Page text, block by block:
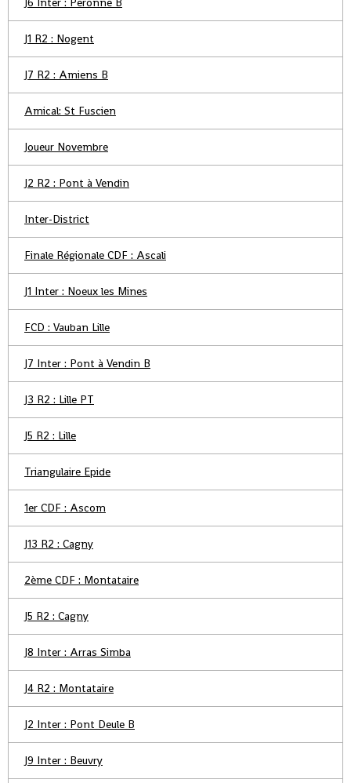
J1 R2 : Nogent
J7 R2 : Amiens B
Amical: St Fuscien
Joueur Novembre
J2 R2 : Pont à Vendin
Inter-District
Finale Régionale CDF : Ascali
J1 Inter : Noeux les Mines
FCD : Vauban Lille
J7 Inter : Pont à Vendin B
J3 R2 : Lille PT
J5 R2 : Lille
Triangulaire Epide
1er CDF : Ascom
J13 R2 : Cagny
2ème CDF : Montataire
J5 R2 : Cagny
J8 Inter : Arras Simba
J4 R2 : Montataire
J2 Inter : Pont Deule B
J9 Inter : Beuvry